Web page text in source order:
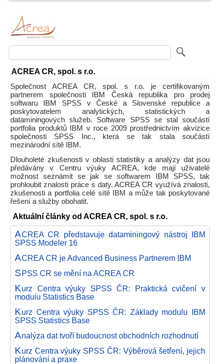
ACREA CR, spol. s r.o.
Společnost ACREA CR, spol. s r.o. je certifikovaným
partnerem společnosti IBM Česká republika pro prodej
softwaru IBM SPSS v České a Slovenské republice a
poskytovatelem analytických, statistických a
dataminingových služeb. Software SPSS se stal součástí
portfolia produktů IBM v roce 2009 prostřed­nictvím akvizice
společnosti SPSS Inc., která se tak stala součástí
mezinárodní sítě IBM.
Dlouholeté zkušenosti v oblasti statistiky a analýzy dat jsou
předávány v Centru výuky ACREA, kde mají uživatelé
možnost seznámit se jak se softwarem IBM SPSS, tak
prohloubit znalosti práce s daty. ACREA CR využívá znalosti,
zkušenosti a portfolia celé sítě IBM a může tak poskytované
řešení a služby obohatit.
Aktuální články od ACREA CR, spol. s r.o.
ACREA CR představuje dataminingový nástroj IBM
SPSS Modeler 16
ACREA CR je Advanced Business Partnerem IBM
SPSS CR se mění na ACREA CR
Kurz Centra výuky SPSS ČR: Praktická cvičení v
modulu Statistics Base
Kurz Centra výuky SPSS ČR: Základy modulu IBM
SPSS Statistics Base
Analýza dat tvoří budoucnost obchodních rozhodnutí
Kurz Centra výuky SPSS ČR: Výběrová šetření, jejich
plánování a praxe